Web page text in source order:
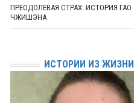
ПРЕОДОЛЕВАЯ СТРАХ: ИСТОРИЯ ГАО
ЧЖИШЭНА
ИСТОРИИ ИЗ ЖИЗНИ